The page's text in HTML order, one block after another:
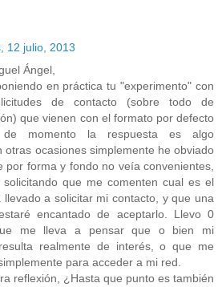
12 julio, 2013
Ángel,
en práctica tu "experimento" con
de contacto (sobre todo de
que vienen con el formato por defecto
momento la respuesta es algo
otras ocasiones simplemente he obviado
por forma y fondo no veía convenientes,
que me comenten cual es el
llevado a solicitar mi contacto, y que una
encantado de aceptarlo. Llevo 0
me lleva a pensar que o bien mi
realmente de interés, o que me
para acceder a mi red.
reflexión, ¿Hasta que punto es también